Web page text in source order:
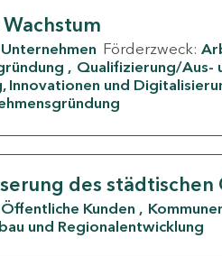
Unternehmen Förderzweck:
Qualifizierung/Aus-
Innovationen und
des städtischen
Öffentliche Kunden
und Regionalentwicklung